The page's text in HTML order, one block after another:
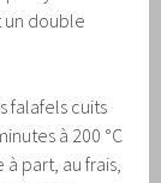
un double
falafels cuits
à 200 °C
part, au frais,